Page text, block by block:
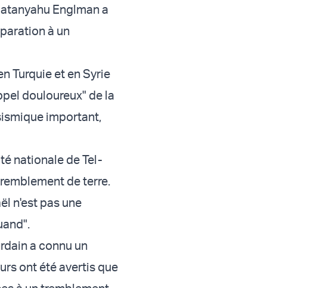
Englman a
à un
Turquie et en Syrie
douloureux" de la
important,
nationale de Tel-
de terre.
n'est pas une
a connu un
ont été avertis que